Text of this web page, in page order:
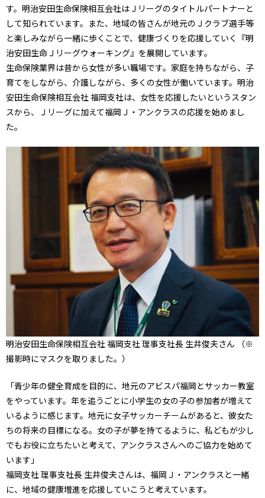
す。明治安田生命保険相互会社はＪリーグのタイトルパートナーと
して知られています。また、地域の皆さんが地元のＪクラブ選手等
と楽しみながら一緒に歩くことで、健康づくりを応援していく『明
治安田生命Ｊリーグウォーキング』を展開しています。
生命保険業界は昔から女性が多い職場です。家庭を持ちながら、子
育てをしながら、介護しながら、多くの女性が働いています。明治
安田生命保険相互会社 福岡支社は、女性を応援したいというスタン
スから、Ｊリーグに加えて福岡Ｊ・アンクラスの応援を始めまし
た。
明治安田生命保険相互会社 福岡支社 理事支社長 生井俊夫さん （※
撮影時にマスクを取りました。）
「青少年の健全育成を目的に、地元のアビスパ福岡とサッカー教室
をやっています。年を追うごとに小学生の女の子の参加者が増えて
いるように感じます。地元に女子サッカーチームがあると、彼女た
ちの将来の目標になる。女の子が夢を持てるように、私どもが少し
でもお役に立ちたいと考えて、アンクラスさんへのご協力を始めて
います」
福岡支社 理事支社長 生井俊夫さんは、福岡Ｊ・アンクラスと一緒
に、地域の健康増進を応援していこうと考えています。